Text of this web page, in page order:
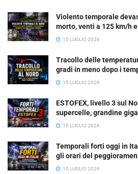
Violento temporale
morto, venti a 125 km/h
15 LUGLIO 2026
Tracollo delle
gradi in meno dopo i
15 LUGLIO 2026
ESTOFEX, livello 3 sul
supercelle, grandine
15 LUGLIO 2026
Temporali forti oggi in
gli orari del
15 LUGLIO 2026